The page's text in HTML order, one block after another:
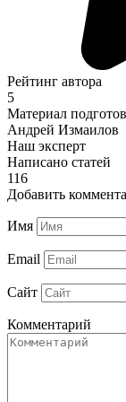
Рейтинг автора
5
Материал
Андрей Измаилов
Наш эксперт
Написано статей
116
Добавить
Имя
Email
Сайт
Комментарий